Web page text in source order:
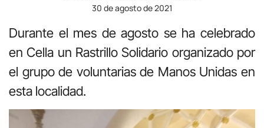
30 de agosto de 2021
Durante el mes de agosto se ha celebrado
en Cella un Rastrillo Solidario organizado por
el grupo de voluntarias de Manos Unidas en
esta localidad.